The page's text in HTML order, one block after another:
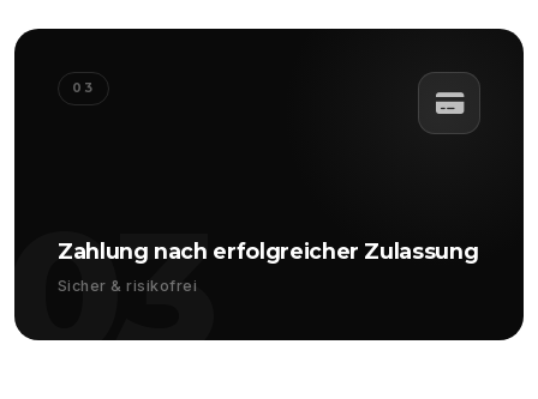
03
03
Zahlung nach erfolgreicher Zulassung
Sicher & risikofrei